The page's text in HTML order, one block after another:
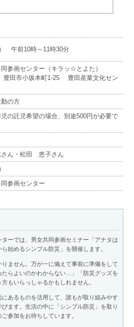
午前10時～11時30分
参画センター（キラッ☆とよた）
田市小坂本町1-25 豊田産業文化セン
の方
の託児希望の場合、別途500円が必要で
ん・松田 恵子さん
参画センター
ーでは、男女共同参画セミナー「アナタは
始めるシンプル防災」を開催します。
ません。万が一に備えて事前に準備をして
たらよいのかわからない…」「防災グッズを
もいらっしゃるかもしれません。
あるものを活用して、誰もが取り組みやす
ます。生活の中に「シンプル防災」を取り
参加をお待ちしています。